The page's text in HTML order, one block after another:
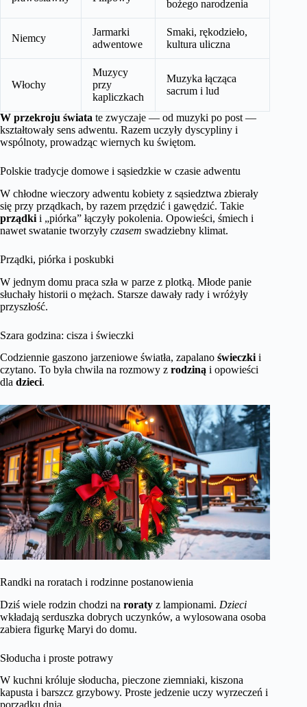
bożego narodzenia
Niemcy
Jarmarki
adwentowe
Smaki, rękodzieło,
kultura uliczna
Włochy
Muzycy
przy
kapliczkach
Muzyka łącząca
sacrum i lud
W przekroju świata te zwyczaje — od muzyki po post —
kształtowały sens adwentu. Razem uczyły dyscypliny i
wspólnoty, prowadząc wiernych ku świętom.
Polskie tradycje domowe i sąsiedzkie w czasie adwentu
W chłodne wieczory adwentu kobiety z sąsiedztwa zbierały
się przy prządkach, by razem przędzić i gawędzić. Takie
prządki i „piórka” łączyły pokolenia. Opowieści, śmiech i
nawet swatanie tworzyły czasem swadziebny klimat.
Prządki, piórka i poskubki
W jednym domu praca szła w parze z plotką. Młode panie
słuchały historii o mężach. Starsze dawały rady i wróżyły
przyszłość.
Szara godzina: cisza i świeczki
Codziennie gaszono jarzeniowe światła, zapalano świeczkii
czytano. To była chwila na rozmowy z rodziną i opowieści
dla dzieci.
Randki na roratach i rodzinne postanowienia
Dziś wiele rodzin chodzi na roraty z lampionami. Dzieci
wkładają serduszka dobrych uczynków, a wylosowana osoba
zabiera figurkę Maryi do domu.
Słoducha i proste potrawy
W kuchni króluje słoducha, pieczone ziemniaki, kiszona
kapusta i barszcz grzybowy. Proste jedzenie uczy wyrzeczeń i